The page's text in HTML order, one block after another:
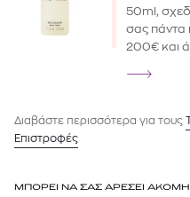
50ml,
σας πάντα
200€ και
Διαβάστε περισσότερα για τους
Επιστροφές
ΜΠΟΡΕΙ ΝΑ ΣΑΣ ΑΡΕΣΕΙ ΑΚΟΜΗ